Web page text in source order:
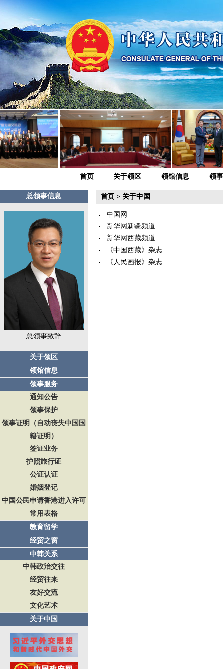
首页 关于领区 领馆信息 领
总领事信息
总领事致辞
关于领区
领馆信息
领事服务
通知公告
领事保护
领事证明（自动丧失中国国
籍证明）
签证业务
护照旅行证
公证认证
婚姻登记
中国公民申请香港进入许可
常用表格
教育留学
经贸之窗
中韩关系
中韩政治交往
经贸往来
友好交流
文化艺术
关于中国
首页 > 关于中国
中国网
新华网新疆频道
新华网西藏频道
《中国西藏》杂志
《人民画报》杂志